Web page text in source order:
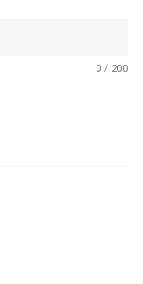
0 / 200